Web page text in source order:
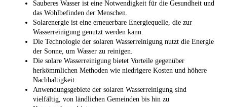
Sauberes Wasser ist eine Notwendigkeit für die Gesundheit und
das Wohlbefinden der Menschen.
Solarenergie ist eine erneuerbare Energiequelle, die zur
Wasserreinigung genutzt werden kann.
Die Technologie der solaren Wasserreinigung nutzt die Energie
der Sonne, um Wasser zu reinigen.
Die solare Wasserreinigung bietet Vorteile gegenüber
herkömmlichen Methoden wie niedrigere Kosten und höhere
Nachhaltigkeit.
Anwendungsgebiete der solaren Wasserreinigung sind
vielfältig, von ländlichen Gemeinden bis hin zu